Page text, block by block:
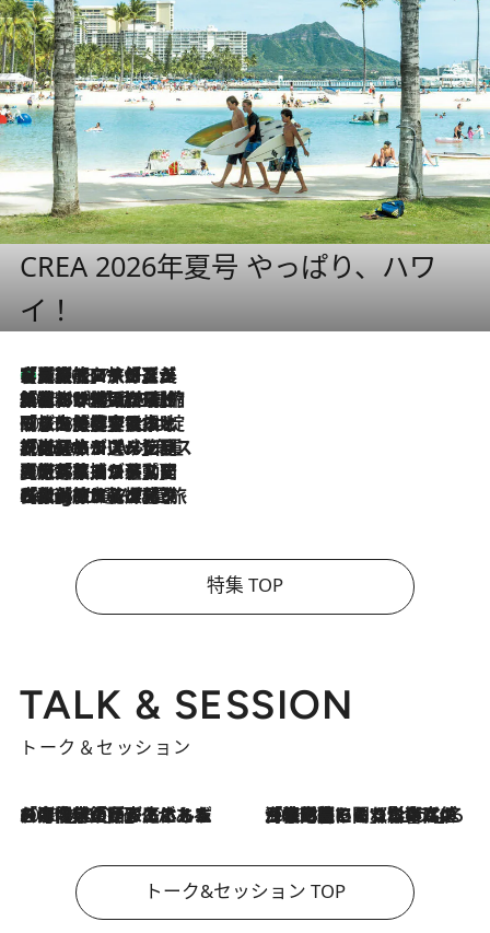
CREA 2026年夏号 やっぱり、ハワ
イ！
2026.8.7
【厳選旅コスメ】「多機能アイテムがメイン！」旅好き美容エディターが選んだ夏旅ベストコスメを発表【Mサイズジップ】
2026.8.6
「荷物が増えるほど旅ストレスは増す」美容ジャーナリストがたどり着いた最終結論。“化粧品を劇的に減らす”感動の凝縮美容とは
2026.8.6
「旅先には金髪ウィッグを持参」日本と同じメイクでは損してる!? 美容ジャーナリストが提案する“掟破りの旅美容”とは
2026.8.6
【厳選旅コスメ】「身軽さ＆UV対策重視！」ヘアアーティストshucoが選んだ夏旅ベストコスメを発表【Mサイズジップ】
2026.8.5
【厳選旅コスメ】国内をあちこち移動する河井菜摘が選んだ夏旅ベストコスメ発表！「リラックスアイテムはマスト」【Mサイズジップ】
2026.8.4
【厳選旅コスメ】「紫外線＆乾燥対策しながらメイク感も！」ヘア＆メイクGeorgeが選んだ夏旅ベストコスメを発表！【Mサイズジップ】
特集 TOP
TALK & SESSION
トーク＆セッション
2026.8.3
「今後値上げがあるとすれば…」「リスクがあるのは今年の冬」エネルギー専門家が語る、ホルムズ海峡封鎖が家庭にもたらす“ある心配” 2026.8.3
「住宅建てられない…」「サーチャージ料の高値が続いている」ホルムズ海峡封鎖による影響はいつまで続く？《エネルギー専門家に聞く“どうなる日本の暮らし”》
トーク&セッション TOP